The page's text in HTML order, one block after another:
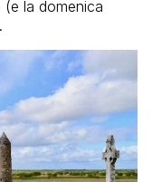
(e la domenica